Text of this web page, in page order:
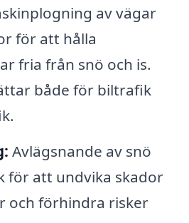
av vägar
för att hålla
fria från snö och is.
både för biltrafik
Avlägsnande av snö
för att undvika skador
och förhindra risker